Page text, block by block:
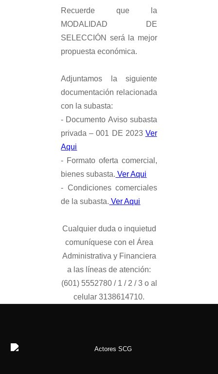
Recuerde que la
MODALIDAD DE
SELECCIÓN será la mejor
propuesta económica.
Adjuntamos la siguiente
documentación relacionada
con la subasta:
- Documento Aviso subasta
privada – 001 DE 2023 Ver
Aqui
- Formato oferta comercial,
bienes subasta. Ver Aqui
- Condiciones comerciales
de la subasta. Ver Aqui
Cualquier duda o inquietud
comuníquese con el Área
Administrativa y Financiera
a las líneas de atención:
(601) 5552780 / 1 / 2 / 3 o al
celular 3138614710.